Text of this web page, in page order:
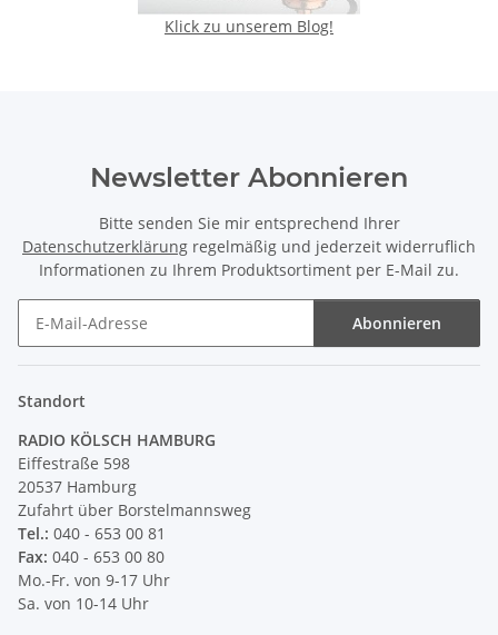
Klick zu unserem Blog!
Newsletter Abonnieren
Bitte senden Sie mir entsprechend Ihrer
Datenschutzerklärung regelmäßig und jederzeit widerruflich
Informationen zu Ihrem Produktsortiment per E-Mail zu.
Abonnieren
Standort
RADIO KÖLSCH HAMBURG
Eiffestraße 598
20537 Hamburg
Zufahrt über Borstelmannsweg
Tel.: 040 - 653 00 81
Fax: 040 - 653 00 80
Mo.-Fr. von 9-17 Uhr
Sa. von 10-14 Uhr